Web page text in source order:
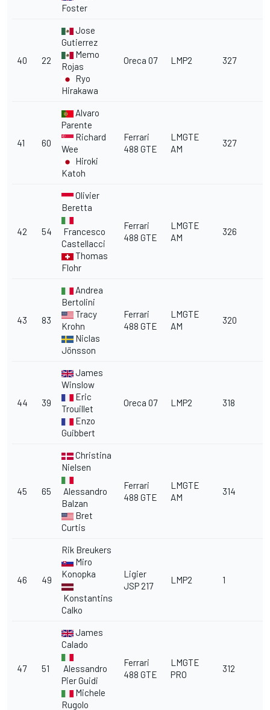
Foster
40 22
Jose
Gutierrez
Memo
Rojas
Ryo
Hirakawa
Oreca 07 LMP2 327
41 60
Alvaro
Parente
Richard
Wee
Hiroki
Katoh
Ferrari
488 GTE
LMGTE
AM
327
42 54
Olivier
Beretta
Francesco
Castellacci
Thomas
Flohr
Ferrari
488 GTE
LMGTE
AM
326
43 83
Andrea
Bertolini
Tracy
Krohn
Niclas
Jönsson
Ferrari
488 GTE
LMGTE
AM
320
44 39
James
Winslow
Eric
Trouillet
Enzo
Guibbert
Oreca 07 LMP2 318
45 65
Christina
Nielsen
Alessandro
Balzan
Bret
Curtis
Ferrari
488 GTE
LMGTE
AM
314
46 49
Rik Breukers
Miro
Konopka
Konstantins
Calko
Ligier
JSP 217
LMP2 1
47 51
James
Calado
Alessandro
Pier Guidi
Michele
Rugolo
Ferrari
488 GTE
LMGTE
PRO
312